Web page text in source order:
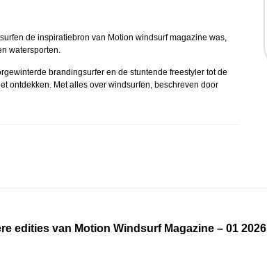
de inspiratiebron van Motion windsurf magazine was,
watersporten.
brandingsurfer en de stuntende freestyler tot de
ontdekken. Met alles over windsurfen, beschreven door
edities van Motion Windsurf Magazine – 01 2026